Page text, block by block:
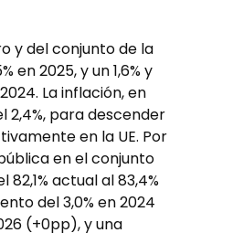
y del conjunto de la
en 2025, y un 1,6% y
La inflación, en
2,4%, para descender
en la UE. Por
en el conjunto
82,1% actual al 83,4%
del 3,0% en 2024
(+0pp), y una